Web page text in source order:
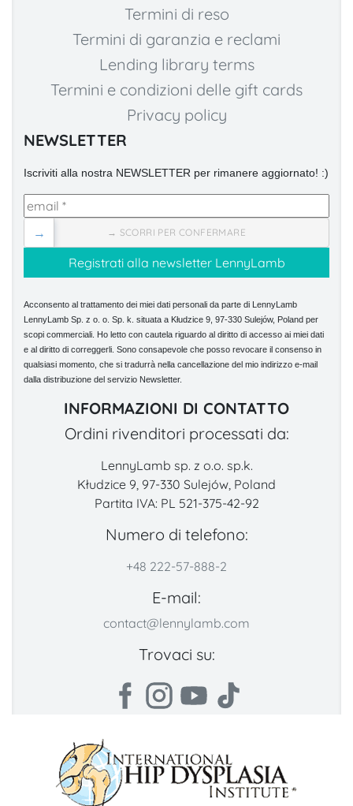
Termini di reso
Termini di garanzia e reclami
Lending library terms
Termini e condizioni delle gift cards
Privacy policy
NEWSLETTER
Iscriviti alla nostra NEWSLETTER per rimanere aggiornato! :)
→ SCORRI PER CONFERMARE
→
Acconsento al trattamento dei miei dati personali da parte di LennyLamb
LennyLamb Sp. z o. o. Sp. k. situata a Kłudzice 9, 97-330 Sulejów, Poland per
scopi commerciali. Ho letto con cautela riguardo al diritto di accesso ai miei dati
e al diritto di correggerli. Sono consapevole che posso revocare il consenso in
qualsiasi momento, che si tradurrà nella cancellazione del mio indirizzo e-mail
dalla distribuzione del servizio Newsletter.
INFORMAZIONI DI CONTATTO
Ordini rivenditori processati da:
LennyLamb sp. z o.o. sp.k.
Kłudzice 9, 97-330 Sulejów, Poland
Partita IVA: PL 521-375-42-92
Numero di telefono:
+48 222-57-888-2
E-mail:
contact@lennylamb.com
Trovaci su: